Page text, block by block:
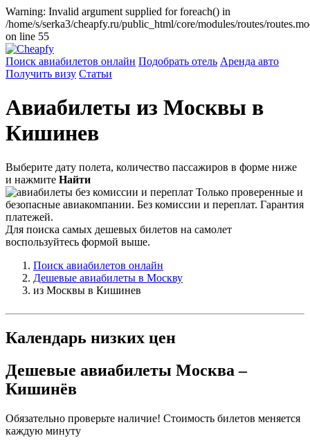
Warning: Invalid argument supplied for foreach() in
/home/s/serka3/cheapfy.ru/public_html/core/modules/routes/
on line 55
Поиск авиабилетов онлайн Подобрать отель Аренда авто
Получить визу Статьи
Авиабилеты из Москвы в
Кишинев
Выберите дату полета, количество пассажиров в форме ниже
и нажмите Найти
Только проверенные и
безопасные авиакомпании. Без комиссии и переплат. Гарантия
платежей.
Для поиска самых дешевых билетов на самолет
воспользуйтесь формой выше.
Поиск авиабилетов онлайн
Дешевые авиабилеты в Москву
из Москвы в Кишинев
Календарь низких цен
Дешевые авиабилеты Москва –
Кишинёв
Обязательно проверьте наличие! Стоимость билетов меняется
каждую минуту